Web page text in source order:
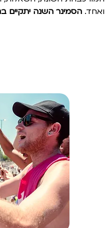
ואחד. הסמינר השנה יתקיים